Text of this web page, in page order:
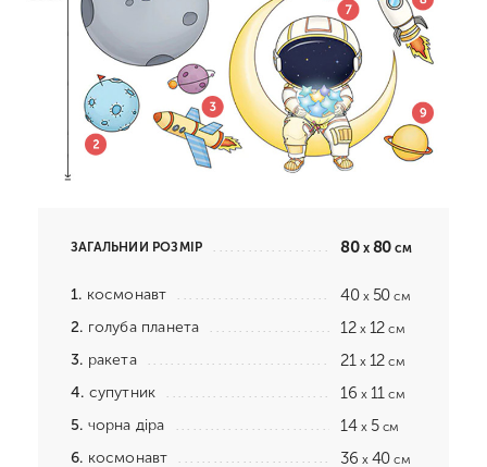
ЗАГАЛЬНИЙ РОЗМІР 80 x80 см
1. космонавт 40 x50 см
2. голуба планета 12 x12 см
3. ракета 21 x12 см
4. супутник 16 x11 см
5. чорна діра 14 x5 см
6. космонавт 36 x40 см